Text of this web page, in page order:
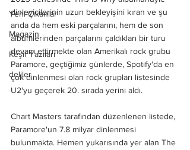
Yeni Çıkanlar
Magazin
Keşif Yazıları
deliler
dinleyicilerinin uzun bekleyişini kıran ve şu
anda da hem eski parçalarını, hem de son
albümlerinden parçalarını çaldıkları bir turu
devam ettirmekte olan Amerikalı rock grubu
Paramore, geçtiğimiz günlerde, Spotify'da en
çok dinlenmesi olan rock grupları listesinde
U2'yu geçerek 20. sırada yerini aldı.
Chart Masters tarafından düzenlenen listede,
Paramore'un 7.8 milyar dinlenmesi
bulunmakta. Hemen yukarısında yer alan The